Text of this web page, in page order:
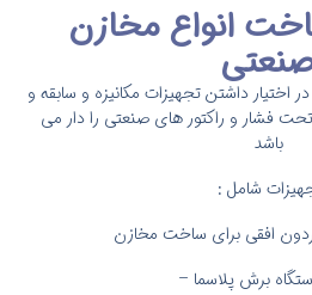
انواع مخازن
داشتن تجهیزات مکانیزه و سابقه و
فشار و راکتور های صنعتی را دار می
باشد
شامل :
افقی برای ساخت مخازن
برش پلاسما –